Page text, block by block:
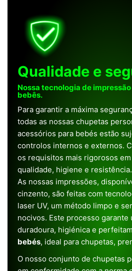
Qualidade e
Nossa tecnologia de
bebês.
Para garantir a máxima
todas as nossas chupetas
acessórios para bebés estão
controlos internos e externos.
os requisitos mais rigorosos
qualidade, higiene e resistência.
As nossas impressões,
cinzento, são feitas com
laser UV, um método limpo e
nocivos. Este processo garante
duradoura, higiénica e
bebés, ideal para chupetas,
O nosso conjunto de chupetas